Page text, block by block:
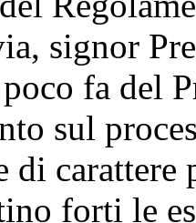
signor
fa del
sul
di
forti le